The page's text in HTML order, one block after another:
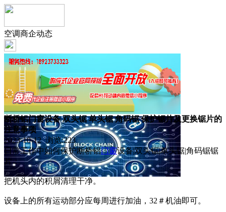
空调商企动态
断桥铝门窗设备 双头锯 单头锯 角码锯 保护锯片及更换锯片的
注意事项
2023-10-12 浏览:223
日常工作中如何保护断桥铝门窗设备|双头锯|单头锯|角码锯锯
片：
把机头内的积屑清理干净。
设备上的所有运动部分应每周进行加油，32＃机油即可。